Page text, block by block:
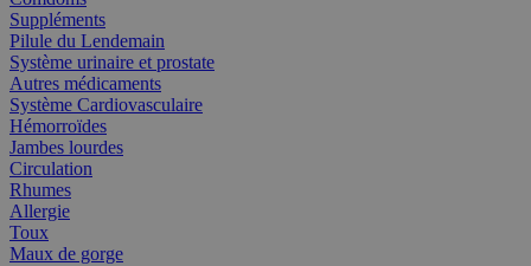
Suppléments
Pilule du Lendemain
Système urinaire et prostate
Autres médicaments
Système Cardiovasculaire
Hémorroïdes
Jambes lourdes
Circulation
Rhumes
Allergie
Toux
Maux de gorge